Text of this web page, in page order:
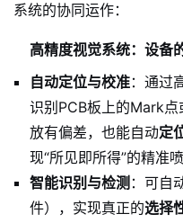
系统的协同运作：
高精度视觉系统：设备
自动定位与校准：通过
识别PCB板上的Mark
放有偏差，也能自动定
现“所见即所得”的精准喷
智能识别与检测 ：可自
件），实现真正的选择